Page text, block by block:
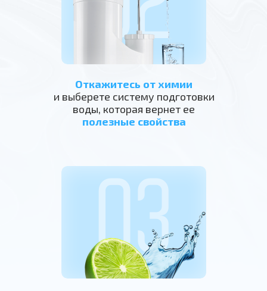
Откажитесь от химии
и выберете систему подготовки
воды, которая вернет ее
полезные свойства
поднять физическую
и умственную
работоспособность,
молодость и красоту
04